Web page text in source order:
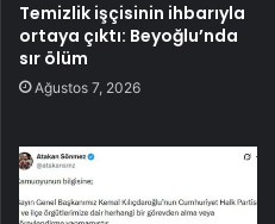
Temizlik işçisinin ihbarıyla
ortaya çıktı: Beyoğlu’nda
sır ölüm
Ağustos 7, 2026